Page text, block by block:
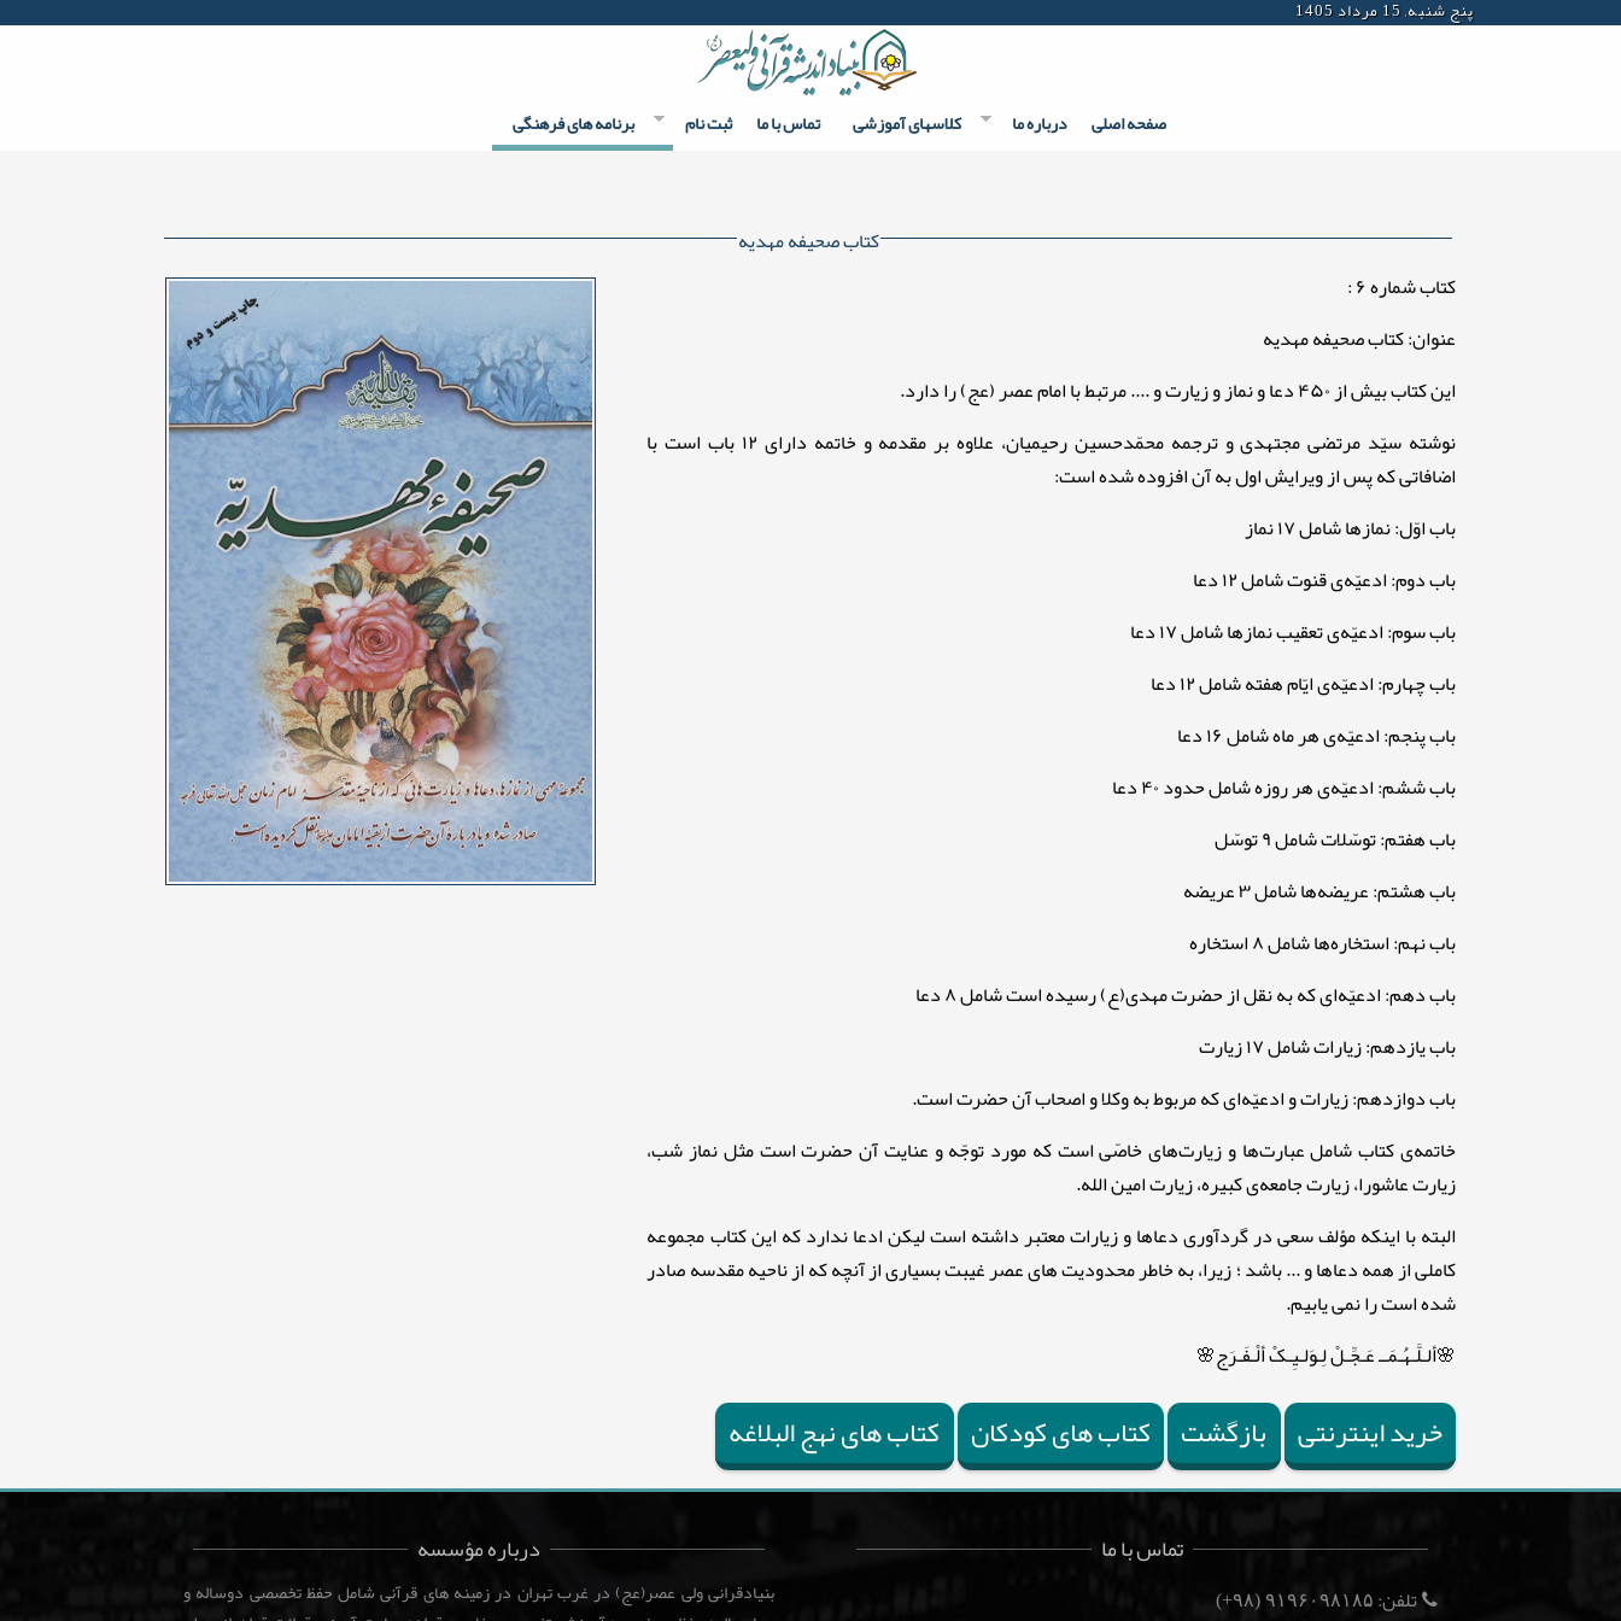
پنج شنبه, 15 مرداد 1405 FacebookTwitter gplusYoutube rss
صفحه اصلی درباره ما کلاسهای آموزشی تماس با ما ثبت نام برنامه های فرهنگی
کتاب صحیفه مهدیه
کتاب شماره ۶ :
عنوان: کتاب صحیفه مهدیه
این کتاب بیش از ۴۵۰ دعا و نماز و زیارت و .... مرتبط با امام عصر (عج) را دارد.
نوشته سیّد مرتضی مجتهدی و ترجمه محمّدحسین رحیمیان، علاوه بر مقدمه و خاتمه دارای ۱۲ باب است با
اضافاتی که پس از ویرایش اول به آن افزوده شده است:
باب اوّل: نمازها شامل ۱۷ نماز
باب دوم: ادعیّه‌ی قنوت شامل ۱۲ دعا
باب سوم: ادعیّه‌ی تعقیب نمازها شامل ۱۷ دعا
باب چهارم: ادعیّه‌ی ایّام هفته شامل ۱۲ دعا
باب پنجم: ادعیّه‌ی هر ماه شامل ۱۶ دعا
باب ششم: ادعیّه‌ی هر روزه شامل حدود ۴۰ دعا
باب هفتم: توسّلات شامل ۹ توسّل
باب هشتم: عریضه‌ها شامل ۳ عریضه
باب نهم: استخاره‌ها شامل ۸ استخاره
باب دهم: ادعیّه‌ای که به نقل از حضرت مهدی(ع) رسیده است شامل ۸ دعا
باب یازدهم: زیارات شامل ۱۷ زیارت
باب دوازدهم: زیارات و ادعیّه‌ای که مربوط به وکلا و اصحاب آن حضرت است.
خاتمه‌ی کتاب شامل عبارت‌ها و زیارت‌های خاصّی است که مورد توجّه و عنایت آن حضرت است مثل نماز شب،
زیارت عاشورا، زیارت جامعه‌ی کبیره، زیارت امین الله.
البته با اینکه مؤلف سعی در گردآوری دعاها و زیارات معتبر داشته است لیکن ادعا ندارد که این کتاب مجموعه
کاملی از همه دعاها و ... باشد ؛ زیرا، به خاطر محدودیت های عصر غیبت بسیاری از آنچه که از ناحیه مقدسه صادر
شده است را نمی یابیم.
🌸ألـلَّـهُـمَــ عَـجِّـلْ لِـوَلـیِـکْ ألْـفَـرَج🌸
خرید اینترنتی بازگشت کتاب های کودکان کتاب های نهج البلاغه
تماس با ما
تلفن: ۹۱۹۶۰۹۸۱۸۵ (۹۸+)
درباره مؤسسه
بنیادقرانی ولی عصر(عج) در غرب تهران در زمینه های قرآنی شامل حفظ تخصصی دوساله و